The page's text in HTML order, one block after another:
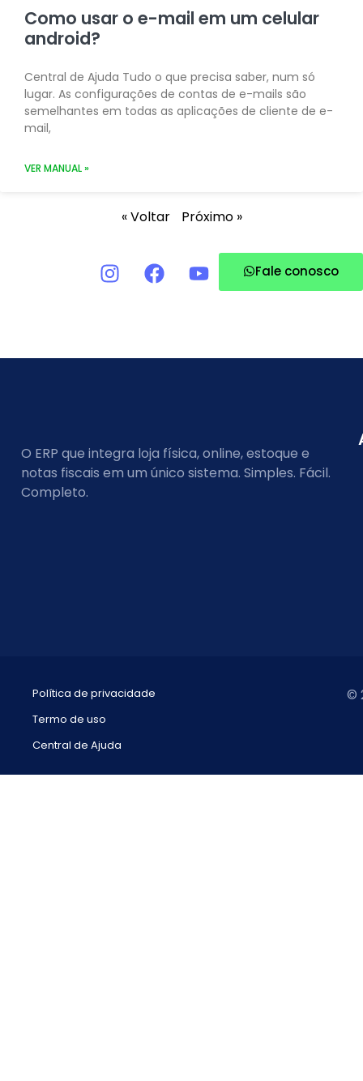
Como usar o e-mail em um celular
android?
Central de Ajuda Tudo o que precisa saber, num só
lugar. As configurações de contas de e-mails são
semelhantes em todas as aplicações de cliente de e-
mail,
VER MANUAL »
« Voltar Próximo »
Fale conosco
O ERP que integra loja física, online, estoque e
notas fiscais em um único sistema. Simples. Fácil.
Completo.
Política de privacidade
Termo de uso
Central de Ajuda
©